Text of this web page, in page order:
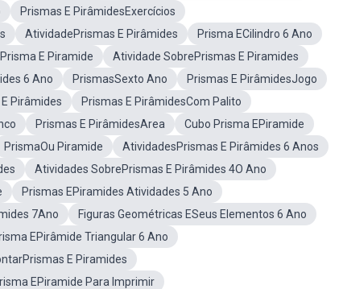
Prismas E PirâmidesExercícios
AtividadePrismas E Pirâmides
Prisma ECilindro 6 Ano
E Piramide
Atividade SobrePrismas E Piramides
6 Ano PrismasSexto Ano
Prismas E PirâmidesJogo
Pirâmides
Prismas E PirâmidesCom Palito
Prismas E PirâmidesArea
Cubo Prisma EPiramide
PrismaOu Piramide
AtividadesPrismas E Pirâmides 6 Anos
Atividades SobrePrismas E Pirâmides 4O Ano
Prismas EPiramides Atividades 5 Ano
7Ano
Figuras Geométricas ESeus Elementos 6 Ano
EPirâmide Triangular 6 Ano
E Piramides
EPiramide Para Imprimir